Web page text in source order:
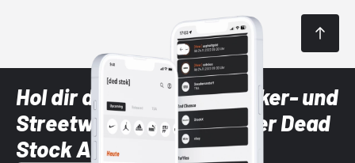
Hol dir die neuesten Sneaker- und
Streetwear-Brands mit der Dead
Stock App